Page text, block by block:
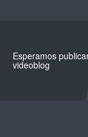
Esperamos
videoblog